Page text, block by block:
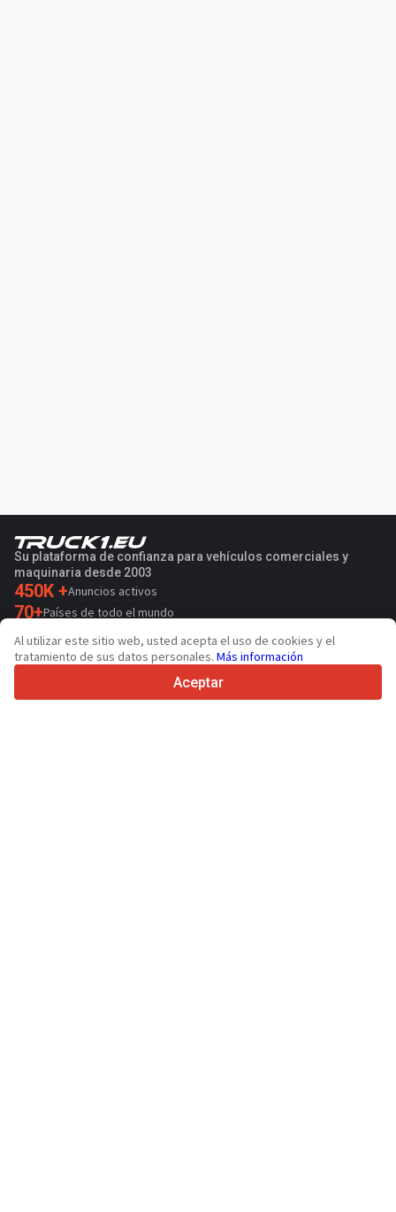
Su plataforma de confianza para vehículos comerciales y
maquinaria desde 2003
450K +Anuncios activos
70+Países de todo el mundo
36Idiomas admitidos
4.7/5
Al utilizar este sitio web, usted acepta el uso de cookies y el
tratamiento de sus datos personales. Más información
Aceptar